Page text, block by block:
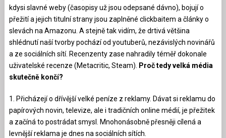
kdysi slavné weby (časopisy už jsou odepsané dávno), bojují o
přežití a jejich titulní strany jsou zaplněné clickbaitem a články o
slevách na Amazonu. A stejně tak vidím, že drtivá většina
shlédnutí naší tvorby pochází od youtuberů, nezávislých novinářů
a ze sociálních sítí. Recenzenty zase nahradily téměř dokonale
uživatelské recenze (Metacritic, Steam).
Proč tedy velká média
skutečně končí?
1. Přicházejí o dřívější velké peníze z reklamy. Dávat si reklamu do
papírových novin, televize, ale i tradičních online médií, je přežitek
a začíná to postrádat smysl. Mnohonásobně přesněji cílená a
levnější reklama je dnes na sociálních sítích.